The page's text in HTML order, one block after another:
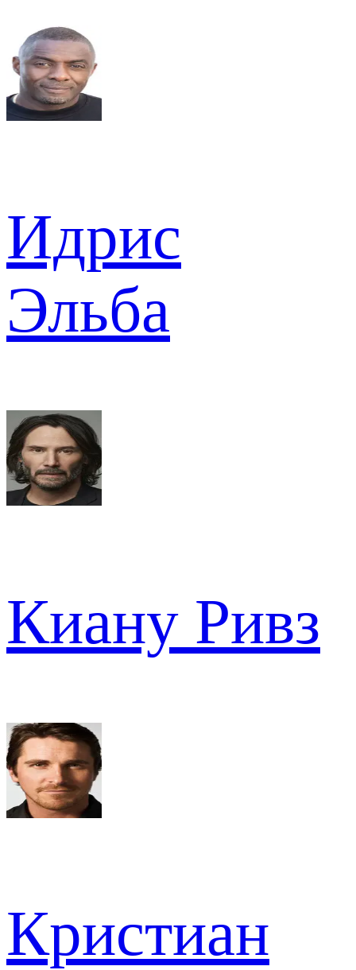
Идрис
Эльба
Киану Ривз
Кристиан